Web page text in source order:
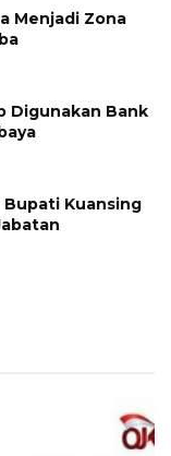
Menjadi Zona
Digunakan Bank
Bupati Kuansing